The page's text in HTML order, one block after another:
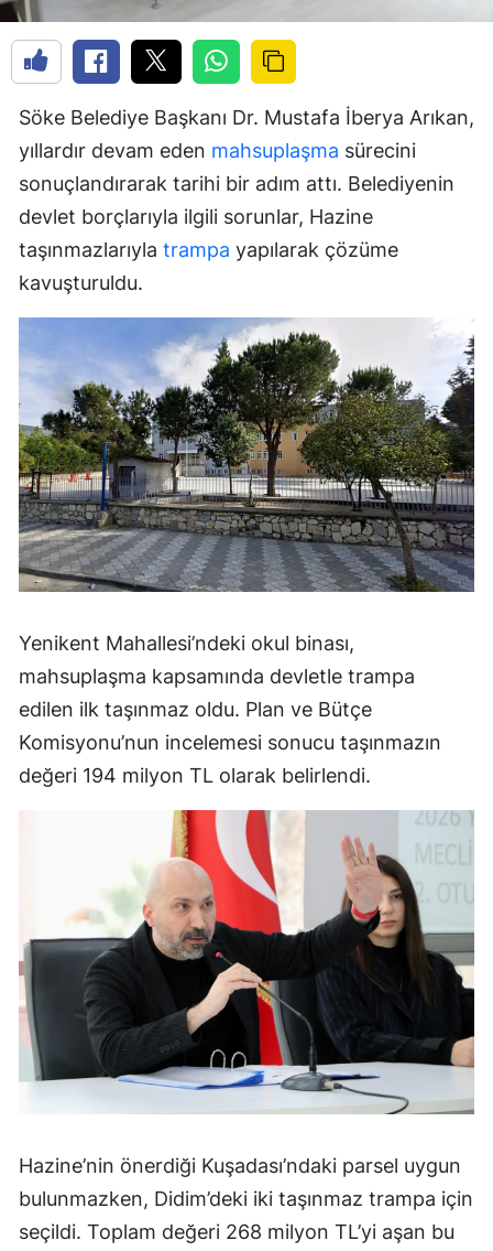
Söke Belediye Başkanı Dr. Mustafa İberya Arıkan,
yıllardır devam eden mahsuplaşma sürecini
sonuçlandırarak tarihi bir adım attı. Belediyenin
devlet borçlarıyla ilgili sorunlar, Hazine
taşınmazlarıyla trampa yapılarak çözüme
kavuşturuldu.
Yenikent Mahallesi’ndeki okul binası,
mahsuplaşma kapsamında devletle trampa
edilen ilk taşınmaz oldu. Plan ve Bütçe
Komisyonu’nun incelemesi sonucu taşınmazın
değeri 194 milyon TL olarak belirlendi.
Hazine’nin önerdiği Kuşadası’ndaki parsel uygun
bulunmazken, Didim’deki iki taşınmaz trampa için
seçildi. Toplam değeri 268 milyon TL’yi aşan bu